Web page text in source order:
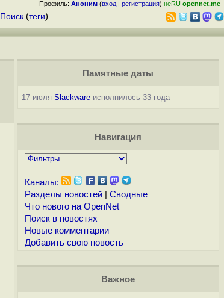
Профиль: Аноним (вход | регистрация) неRU opennet.me
Поиск (теги)
Памятные даты
17 июля Slackwareисполнилось 33 года
Навигация
Каналы:
Разделы новостей| Сводные
Что нового на OpenNet
Поиск в новостях
Новые комментарии
Добавить свою новость
Важное